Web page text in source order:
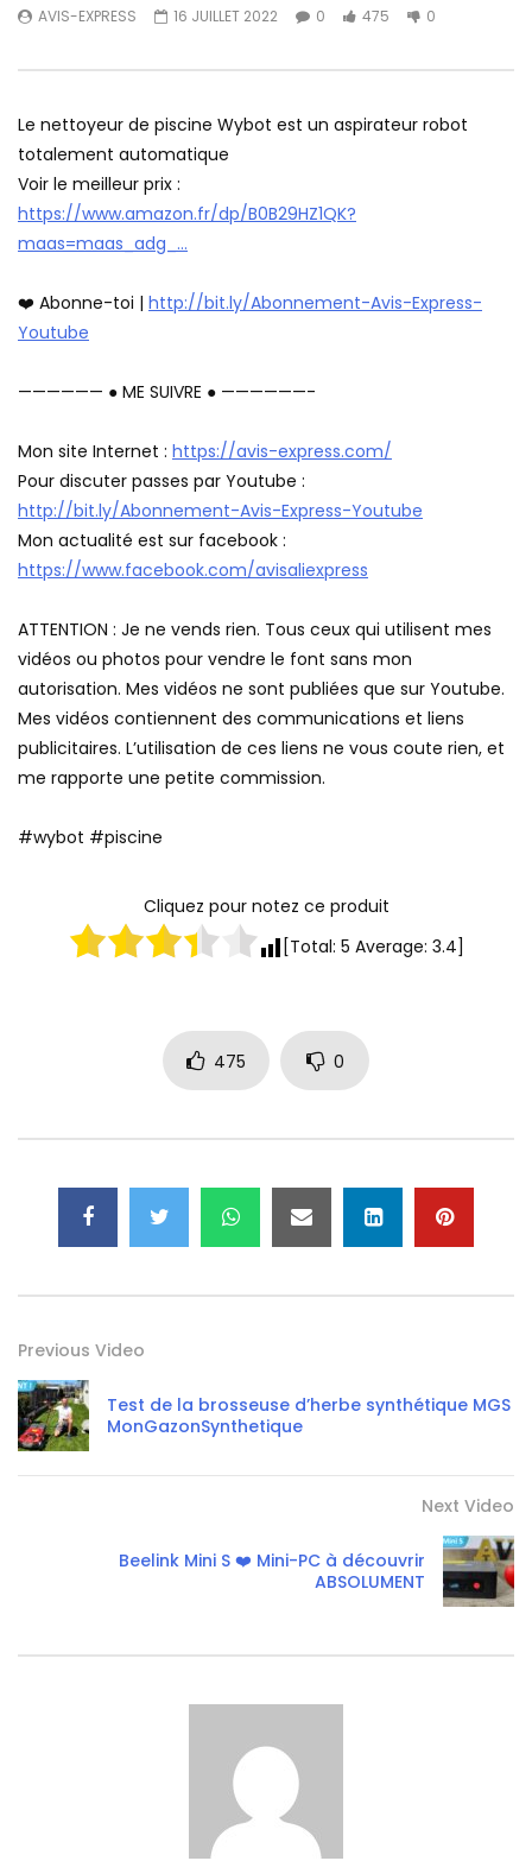
synthétique MGS
AVIS-EXPRESS
17 JUILLET 2022
0
270 0
AVIS-EXPRESS 16 JUILLET 2022 0 475 0
Le nettoyeur de piscine Wybot est un aspirateur robot
totalement automatique
Voir le meilleur prix :
https://www.amazon.fr/dp/B0B29HZ1QK?
maas=maas_adg_…
❤️ Abonne-toi | http://bit.ly/Abonnement-Avis-Express-
Youtube
—————— ● ME SUIVRE ● ——————-
Mon site Internet : https://avis-express.com/
Pour discuter passes par Youtube :
http://bit.ly/Abonnement-Avis-Express-Youtube
Mon actualité est sur facebook :
https://www.facebook.com/avisaliexpress
ATTENTION : Je ne vends rien. Tous ceux qui utilisent mes
vidéos ou photos pour vendre le font sans mon
autorisation. Mes vidéos ne sont publiées que sur Youtube.
Mes vidéos contiennent des communications et liens
publicitaires. L’utilisation de ces liens ne vous coute rien, et
me rapporte une petite commission.
#wybot #piscine
Cliquez pour notez ce produit
[Total: 5 Average: 3.4]
475 0
Previous Video
Test de la brosseuse d’herbe synthétique MGS
MonGazonSynthetique
Next Video
Beelink Mini S ❤️ Mini-PC à découvrir
ABSOLUMENT